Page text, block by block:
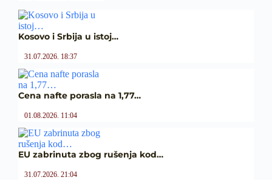
Kosovo i Srbija u istoj…
31.07.2026. 18:37
Cena nafte porasla na 1,77…
01.08.2026. 11:04
EU zabrinuta zbog rušenja kod…
31.07.2026. 21:04